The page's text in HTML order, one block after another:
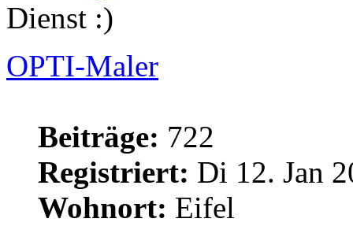
Dienst
OPTI-Maler
Beiträge: 722
Registriert: Di 12. Jan
Wohnort: Eifel